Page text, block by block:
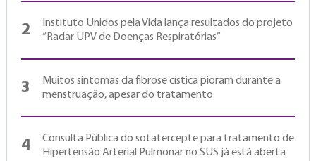
2
Instituto Unidos pela Vida lança resultados do projeto
“Radar UPV de Doenças Respiratórias”
3
Muitos sintomas da fibrose cística pioram durante a
menstruação, apesar do tratamento
4
Consulta Pública do sotatercepte para tratamento de
Hipertensão Arterial Pulmonar no SUS já está aberta